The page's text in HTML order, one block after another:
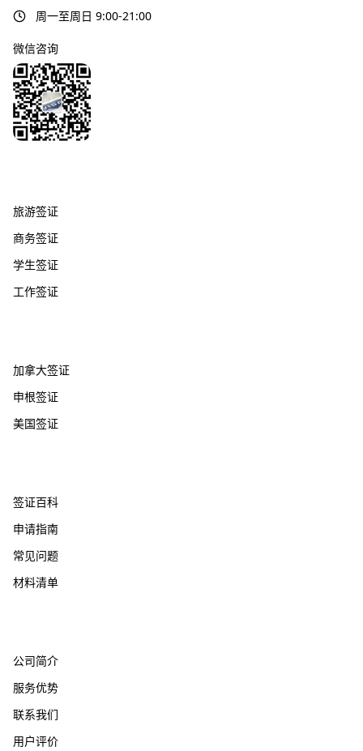
周一至周日 9:00-21:00
微信咨询
旅游签证
商务签证
学生签证
工作签证
加拿大签证
申根签证
美国签证
签证百科
申请指南
常见问题
材料清单
公司简介
服务优势
联系我们
用户评价